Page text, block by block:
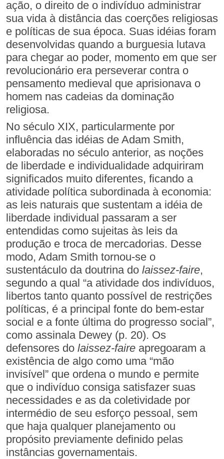
ação, o direito de o indivíduo administrar
sua vida à distância das coerções religiosas
e políticas de sua época. Suas idéias foram
desenvolvidas quando a burguesia lutava
para chegar ao poder, momento em que ser
revolucionário era perseverar contra o
pensamento medieval que aprisionava o
homem nas cadeias da dominação
religiosa.
No século XIX, particularmente por
influência das idéias de Adam Smith,
elaboradas no século anterior, as noções
de liberdade e individualidade adquiriram
significados muito diferentes, ficando a
atividade política subordinada à economia:
as leis naturais que sustentam a idéia de
liberdade individual passaram a ser
entendidas como sujeitas às leis da
produção e troca de mercadorias. Desse
modo, Adam Smith tornou-se o
sustentáculo da doutrina do laissez-faire,
segundo a qual “a atividade dos indivíduos,
libertos tanto quanto possível de restrições
políticas, é a principal fonte do bem-estar
social e a fonte última do progresso social”,
como assinala Dewey (p. 20). Os
defensores do laissez-faire apregoaram a
existência de algo como uma “mão
invisível” que ordena o mundo e permite
que o indivíduo consiga satisfazer suas
necessidades e as da coletividade por
intermédio de seu esforço pessoal, sem
que haja qualquer planejamento ou
propósito previamente definido pelas
instâncias governamentais.